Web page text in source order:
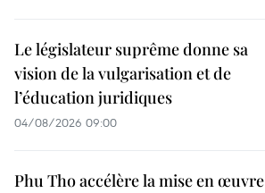
Le législateur suprême donne sa
vision de la vulgarisation et de
l’éducation juridiques
04/08/2026 09:00
Phu Tho accélère la mise en œuvre